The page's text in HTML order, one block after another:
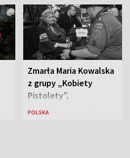
Zmarła Maria Kowalska
z grupy „Kobiety
Pistolety”,
sanitariuszka pułku
POLSKA